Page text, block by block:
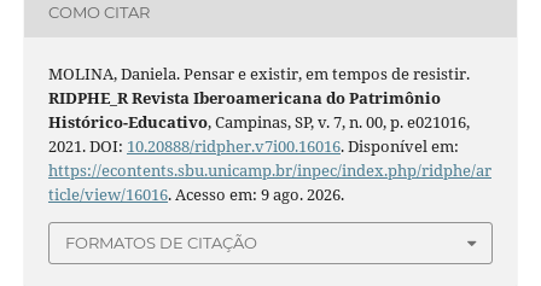
COMO CITAR
MOLINA, Daniela. Pensar e existir, em tempos de resistir.
RIDPHE_R Revista Iberoamericana do Patrimônio
Histórico-Educativo, Campinas, SP, v. 7, n. 00, p. e021016,
2021. DOI: 10.20888/ridpher.v7i00.16016. Disponível em:
https://econtents.sbu.unicamp.br/inpec/index.php/ridphe/ar
ticle/view/16016. Acesso em: 9 ago. 2026.
FORMATOS DE CITAÇÃO